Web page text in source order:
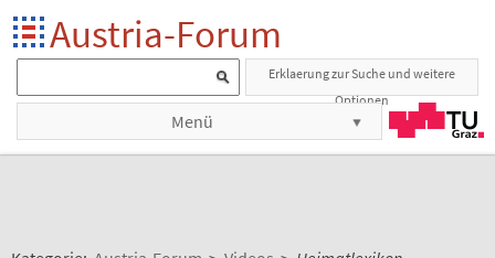
Austria-Forum
Erklaerung zur Suche und weitere
Optionen
Menü